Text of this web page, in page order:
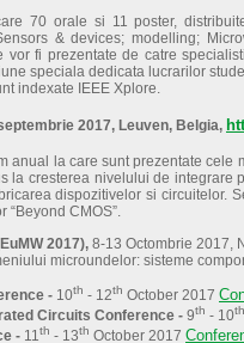
70 orale si 11 poster,
& devices; modelling;
vor fi prezentate de catre
speciala dedicata lucrarilor
indexate IEEE Xplore.
2017, Leuven, Belgia,
anual la care sunt prezentate
la cresterea nivelului de
dispozitivelor si circuitelor.
“Beyond CMOS”.
2017), 8-13 Octombrie 2017,
microundelor: sisteme
- 10th - 12th October 2017
Circuits Conference - 9th - 10th
- 11th - 13th October 2017